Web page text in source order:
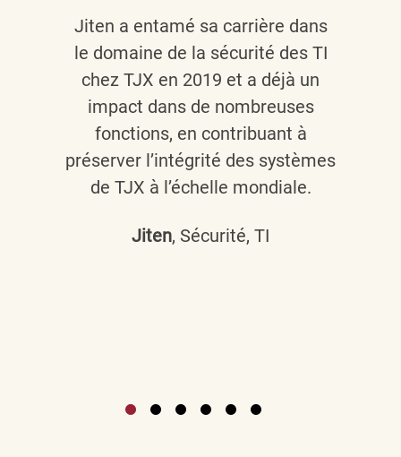
Jiten a entamé sa carrière dans
le domaine de la sécurité des TI
chez TJX en 2019 et a déjà un
impact dans de nombreuses
fonctions, en contribuant à
préserver l’intégrité des systèmes
de TJX à l’échelle mondiale.
Jiten, Sécurité, TI